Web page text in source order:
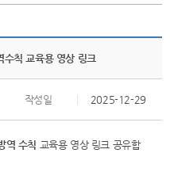
수칙 교육용 영상 링크
작성일 2025-12-29
역 수칙 교육용 영상 링크 공유합